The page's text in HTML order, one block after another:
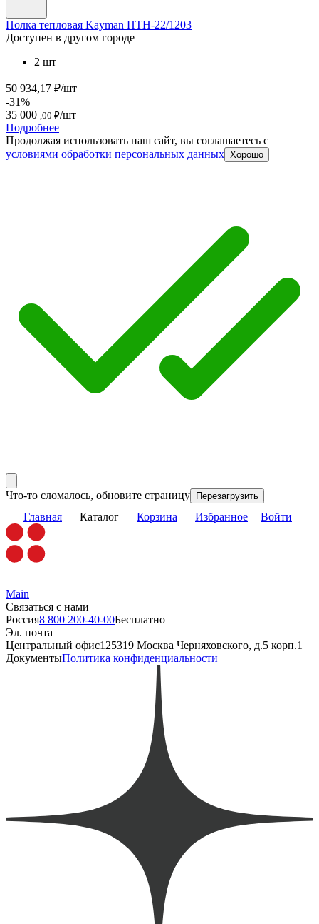
Полка тепловая Kayman ПТН-22/1203
Доступен в другом городе
2 шт
50 934,17 ₽/шт
-31%
35 000 ,00 ₽/шт
Подробнее
Продолжая использовать наш сайт, вы соглашаетесь c
условиями обработки персональных данных Хорошо
Что-то сломалось, обновите страницу Перезагрузить
Главная Каталог Корзина Избранное Войти
Main
Связаться с нами
Россия8 800 200-40-00Бесплатно
Эл. почта
Центральный офис125319 Москва Черняховского, д.5 корп.1
ДокументыПолитика конфиденциальности